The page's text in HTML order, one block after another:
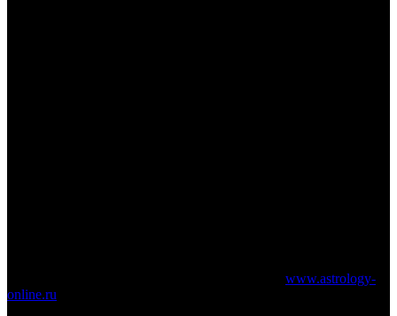
www.astrology-
online.ru